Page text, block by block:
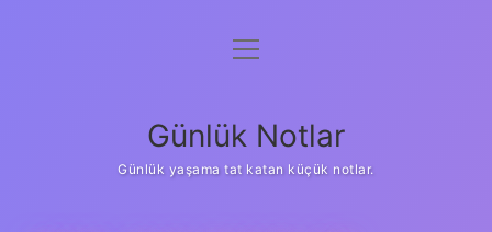
Anasayfa
Yasal Uyarı
menüyü
Günlük Notlar
Günlük yaşama tat katan küçük notlar.